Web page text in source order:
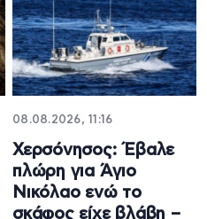
08.08.2026, 11:16
Χερσόνησος: Έβαλε
πλώρη για Άγιο
Νικόλαο ενώ το
σκάφος είχε βλάβη –